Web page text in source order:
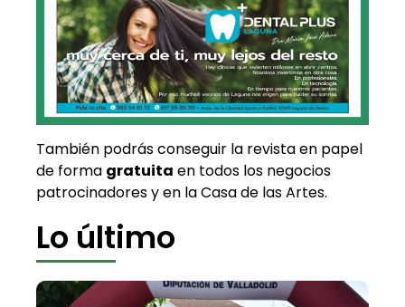
También podrás conseguir la revista en papel
de forma gratuita en todos los negocios
patrocinadores y en la Casa de las Artes.
Lo último